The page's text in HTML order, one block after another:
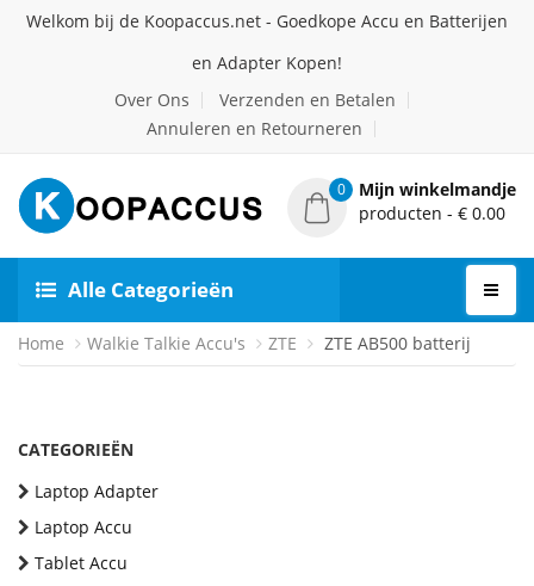
Welkom bij de Koopaccus.net - Goedkope Accu en Batterijen
en Adapter Kopen!
Over Ons
Verzenden en Betalen
Annuleren en Retourneren
0
Mijn winkelmandje
producten - € 0.00
Alle Categorieën
Home Walkie Talkie Accu's ZTE ZTE AB500 batterij
CATEGORIEËN
Laptop Adapter
Laptop Accu
Tablet Accu